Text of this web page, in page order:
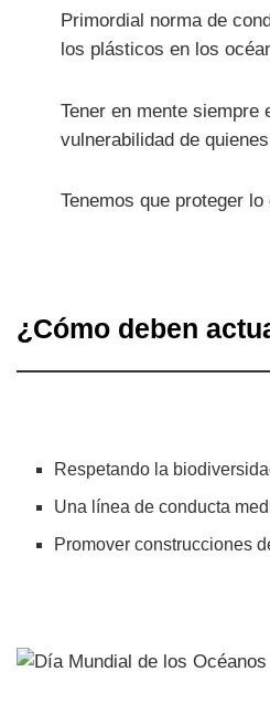
Primordial norma de
los plásticos en los
Tener en mente siempre
vulnerabilidad de
Tenemos que proteger
¿Cómo deben
Respetando la
Una línea de conducta
Promover construcciones